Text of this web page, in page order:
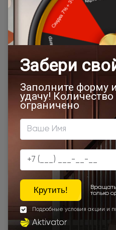
Города
области, располагающиеся
10 км. от МКАД (кроме
шоссе)\КАД
Доставка в регионы
дилера в данном регионе или,
магазина.
Подробная информация о
Товар
Классические двери